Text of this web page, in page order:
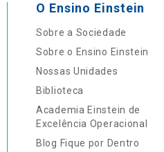
O Ensino Einstein
Sobre a Sociedade
Sobre o Ensino Einstein
Nossas Unidades
Biblioteca
Academia Einstein de
Excelência Operacional
Blog Fique por Dentro